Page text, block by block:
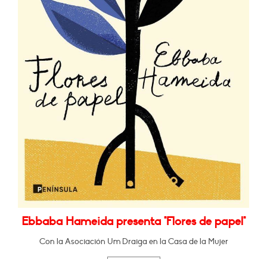
Ebbaba Hameida presenta "Flores de papel"
Con la Asociación Um Draiga en la Casa de la Mujer